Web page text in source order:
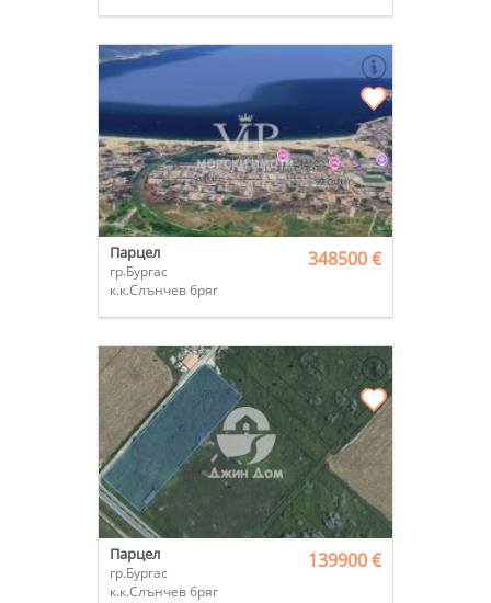
Парцел
гр.Бургас
к.к.Слънчев бряг
348500 €
Парцел
гр.Бургас
к.к.Слънчев бряг
139900 €